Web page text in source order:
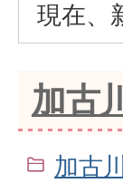
現在、
加古
加古